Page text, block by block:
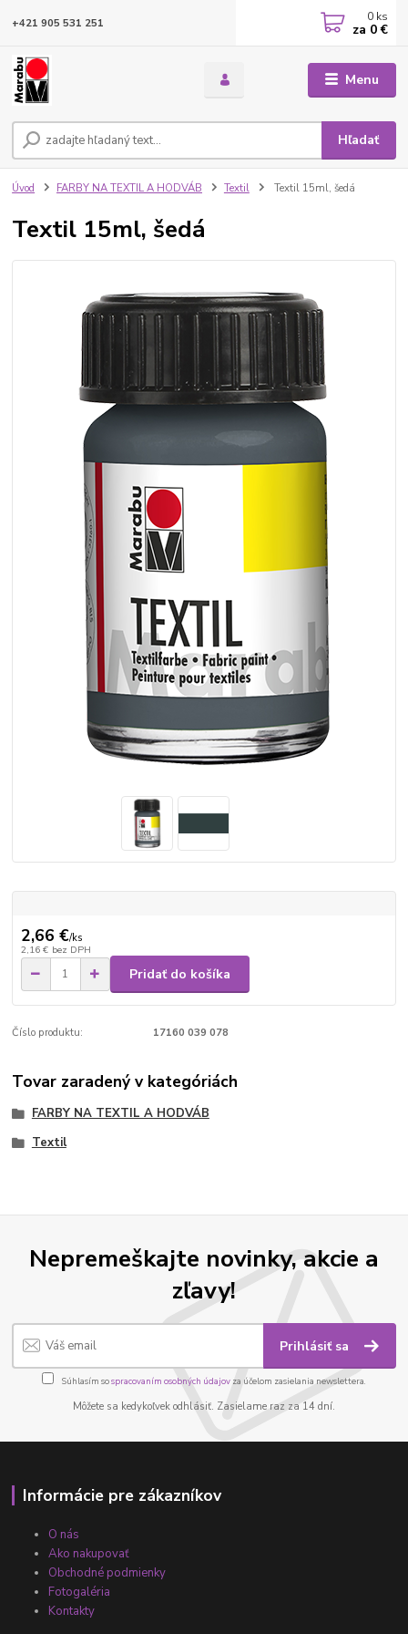
Menu
Hľadať
+421 905 531 251 0 ks
za 0 €
Úvod FARBY NA TEXTIL A HODVÁB Textil Textil 15ml, šedá
Textil 15ml, šedá
2,66 €/ks
2,16 € bez DPH
Pridať do košíka
Číslo produktu: 17160 039 078
Tovar zaradený v kategóriách
FARBY NA TEXTIL A HODVÁB
Textil
Nepremeškajte novinky, akcie a
zľavy!
Prihlásiť sa
Súhlasím sospracovaním osobných údajov za účelom zasielania newslettera.
Môžete sa kedykoľvek odhlásiť. Zasielame raz za 14 dní.
Informácie pre zákazníkov
O nás
Ako nakupovať
Obchodné podmienky
Fotogaléria
Kontakty